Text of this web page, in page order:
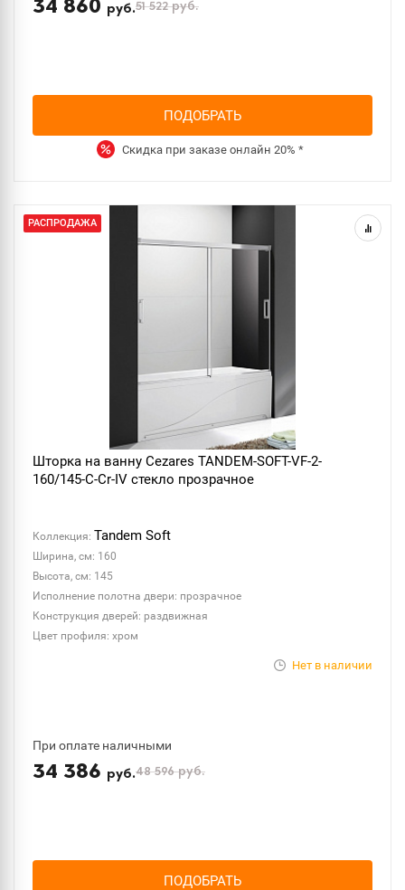
34 860 руб.51 522руб.
ПОДОБРАТЬ
Скидка при заказе онлайн 20% *
РАСПРОДАЖА
Шторка на ванну Cezares TANDEM-SOFT-VF-2-
160/145-C-Cr-IV стекло прозрачное
Коллекция: Tandem Soft
Ширина, см: 160
Высота, см: 145
Исполнение полотна двери: прозрачное
Конструкция дверей: раздвижная
Цвет профиля: хром
Нет в наличии
При оплате наличными
34 386 руб.48 596руб.
ПОДОБРАТЬ